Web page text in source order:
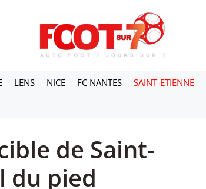
LENS NICE FC NANTES SAINT-ETIENNE
de Saint-
du pied